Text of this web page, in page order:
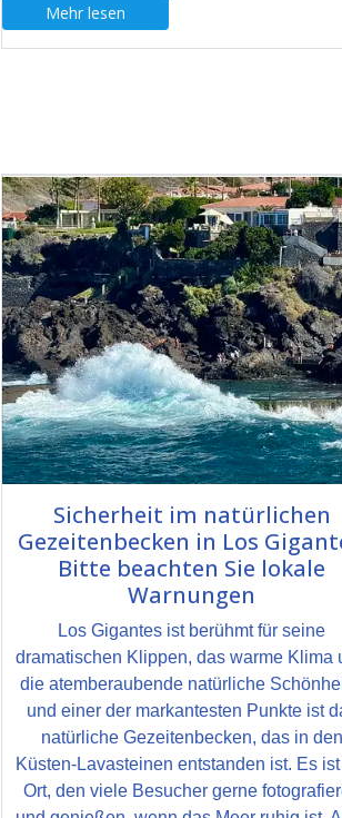
Mehr lesen
Sicherheit im natürlichen
Gezeitenbecken in Los
Bitte beachten Sie lokale
Warnungen
Los Gigantes ist berühmt für seine
dramatischen Klippen, das warme Klima
die atemberaubende natürliche
und einer der markantesten Punkte ist
natürliche Gezeitenbecken, das in den
Küsten-Lavasteinen entstanden ist. Es
Ort, den viele Besucher gerne